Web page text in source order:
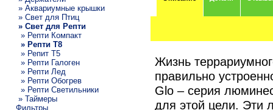
» Аквариумные крышки
» Свет для Птиц
» Свет для Репти
» Репти Компакт
» Репти Т8
» Репит Т5
» Репти Галоген
» Репти Лед
» Репти Обогрев
» Репти Светильники
» Таймеры
Фильтры
Жизнь
правильно
Glo – серия
для этой цели. Эти